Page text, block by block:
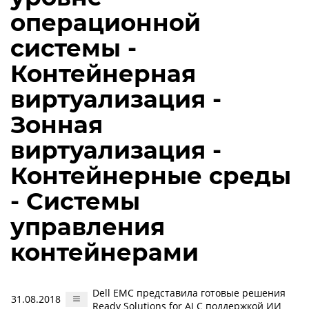
операционной
системы -
Контейнерная
виртуализация -
Зонная
виртуализация -
Контейнерные среды
- Системы
управления
контейнерами
31.08.2018
Dell EMC представила готовые решения
Ready Solutions for AI С поддержкой ИИ